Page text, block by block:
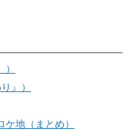
』）
地（まとめ）